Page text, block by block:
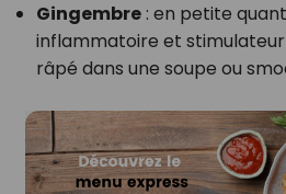
Gingembre: en petite
inflammatoire et stimulateur
râpé dans une soupe ou